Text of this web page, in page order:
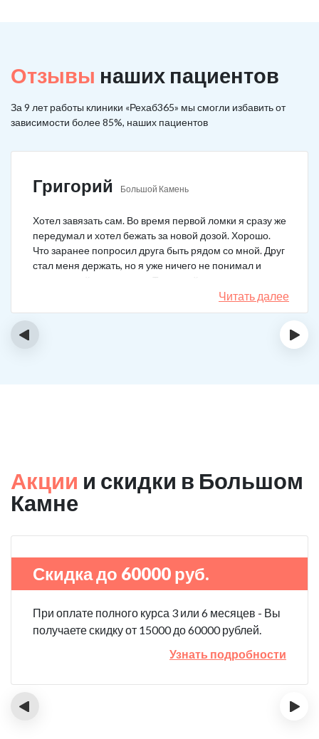
Отзывы наших пациентов
За 9 лет работы клиники «Рехаб365» мы смогли избавить от
зависимости более 85%, наших пациентов
Григорий Большой Камень
Хотел завязать сам. Во время первой ломки я сразу же
передумал и хотел бежать за новой дозой. Хорошо.
Что заранее попросил друга быть рядом со мной. Друг
стал меня держать, но я уже ничего не понимал и
начал силой вырываться. Тогда мой товарищ просто
связан меня и позвонил в клинику. На дом приехал
нарколог, мне сделали какую-то капельницу, после
для прохождения курса реабилитации, так я и сделал.
Читать далее
‹ ›
Акции и скидки в Большом
Камне
Скидка до 60000 руб.
При оплате полного курса 3 или 6 месяцев - Вы
получаете скидку от 15000 до 60000 рублей.
Узнать подробности
‹ ›